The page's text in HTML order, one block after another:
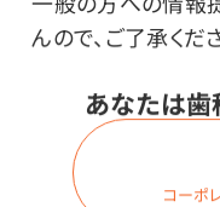
んので、ご了承くだ
あなたは歯
コーポ
しなやかで薄手の基
段ボール箱封緘用に
ミータイプです。
重ね貼り可能です。